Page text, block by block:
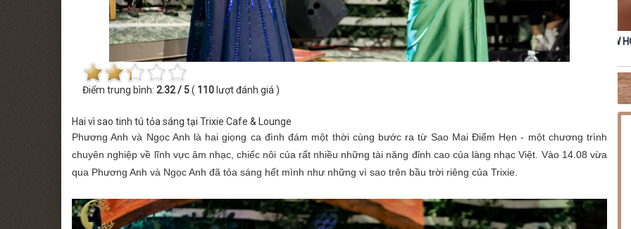
Điểm trung bình: 2.32 / 5( 110 lượt đánh giá )
Hai vì sao tinh tú tỏa sáng tại Trixie Cafe & Lounge
Phương Anh và Ngọc Anh là hai giọng ca đình đám một thời cùng bước ra từ Sao Mai Điểm Hẹn - một chương trình
chuyên nghiệp về lĩnh vực âm nhạc, chiếc nôi của rất nhiều những tài năng đỉnh cao của làng nhạc Việt. Vào 14.08 vừa
qua Phương Anh và Ngọc Anh đã tỏa sáng hết mình như những vì sao trên bầu trời riêng của Trixie.
THỨ BẢY [22.08.2026] MINISHOW TĂNG PHÚC THỨ SÁU [14.08.2026] MINISHOW HOÀNG HẢI